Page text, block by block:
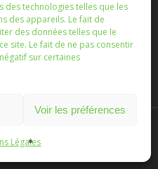
des technologies telles que les
des appareils. Le fait de
des données telles que le
site. Le fait de ne pas consentir
sur certaines
Voir les préférences
Légales
enrichissants.